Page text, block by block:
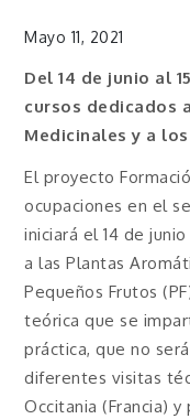
Mayo 11, 2021
Del 14 de junio al
cursos dedicados
Medicinales y a
El proyecto
ocupaciones en el
iniciará el 14 de
a las Plantas
Pequeños Frutos
teórica que se
práctica, que no
diferentes visitas
Occitania (Francia)